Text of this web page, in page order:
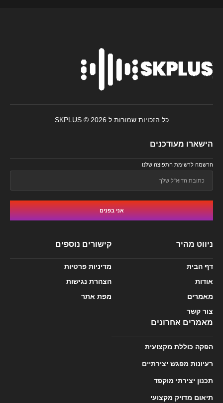
הישארו מעודכנים
הרשמה לרשימת התפוצה שלנו
אני בפנים
ניווט מהיר
דף הבית
אודות
מאמרים
צור קשר
קישורים נוספים
מדיניות פרטיות
הצהרת נגישות
מפת אתר
מאמרים אחרונים
הפקה כוללת מקצועית
רעיונות מפגש יצירתיים
תכנון יצירתי מוקפד
תיאום מדויק מקצועי
כל הזכויות שמורות ל SKPLUS © 2026